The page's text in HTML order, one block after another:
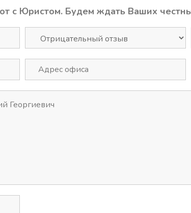
с Юристом. Будем ждать Ваших